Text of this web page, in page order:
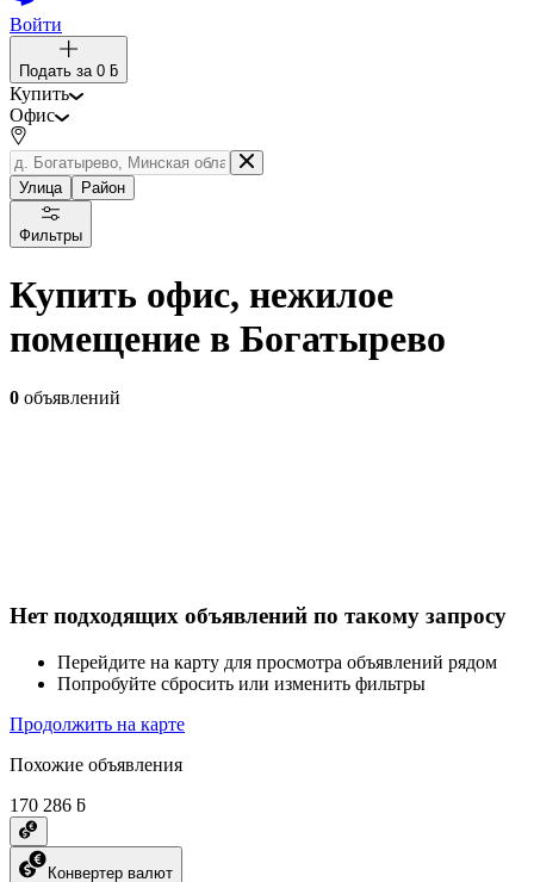
Войти
Подать за 0 ƃ
Купить
Офис
Улица Район
Фильтры
Купить офис, нежилое
помещение в Богатырево
0 объявлений
Нет подходящих объявлений по такому запросу
Перейдите на карту для просмотра объявлений рядом
Попробуйте сбросить или изменить фильтры
Продолжить на карте
Похожие объявления
170 286 ƃ
Конвертер валют